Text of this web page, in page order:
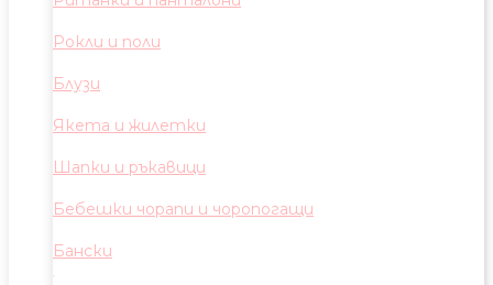
Рокли и поли
Блузи
Якета и жилетки
Шапки и ръкавици
Бебешки чорапи и чоропогащи
Бански